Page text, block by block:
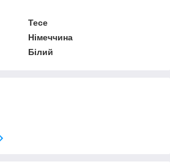
Tece
Німеччина
Білий